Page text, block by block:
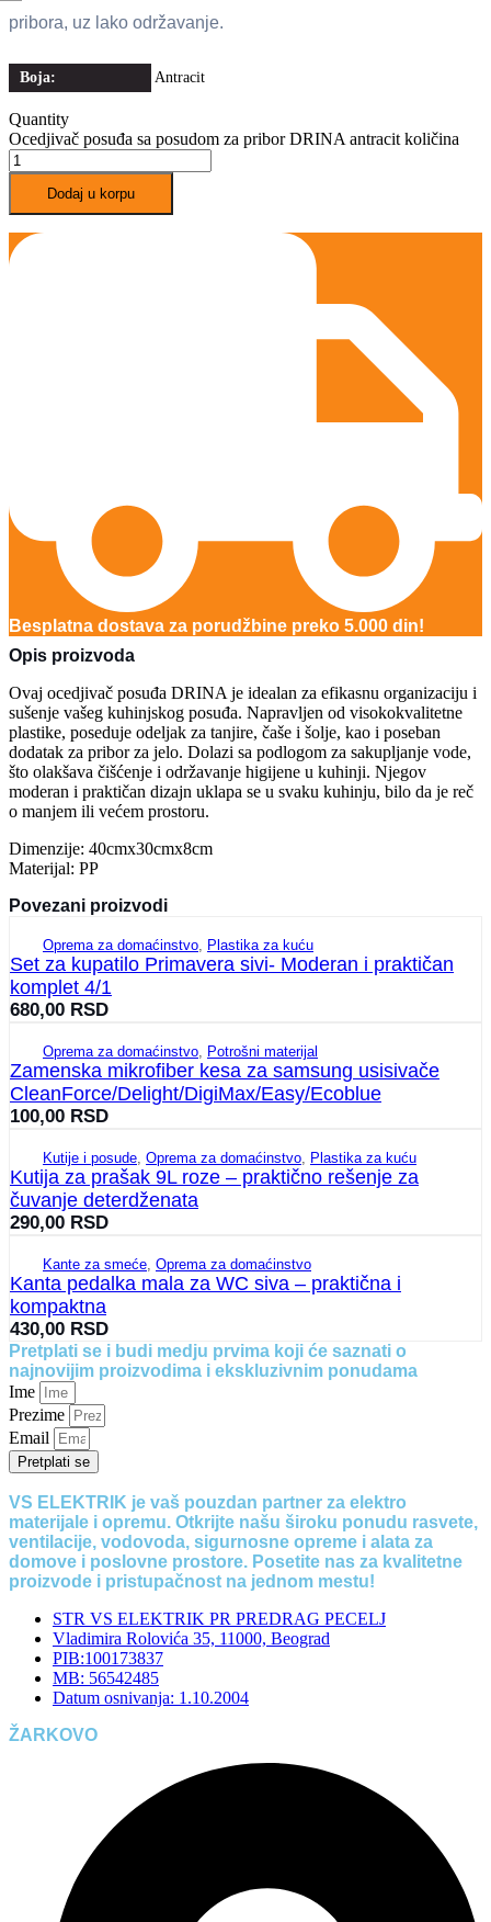
pribora, uz lako održavanje.
Boja: Antracit
Quantity
Ocedjivač posuđa sa posudom za pribor DRINA antracit količina
Dodaj u korpu
Besplatna dostava za porudžbine preko 5.000 din!
Opis proizvoda
Ovaj ocedjivač posuđa DRINA je idealan za efikasnu organizaciju i
sušenje vašeg kuhinjskog posuđa. Napravljen od visokokvalitetne
plastike, poseduje odeljak za tanjire, čaše i šolje, kao i poseban
dodatak za pribor za jelo. Dolazi sa podlogom za sakupljanje vode,
što olakšava čišćenje i održavanje higijene u kuhinji. Njegov
moderan i praktičan dizajn uklapa se u svaku kuhinju, bilo da je reč
o manjem ili većem prostoru.
Dimenzije: 40cmx30cmx8cm
Materijal: PP
Povezani proizvodi
Oprema za domaćinstvo Plastika za kuću
Set za kupatilo Primavera sivi- Moderan i praktičan
komplet 4/1
680,00 RSD
Oprema za domaćinstvo Potrošni materijal
Zamenska mikrofiber kesa za samsung usisivače
CleanForce/Delight/DigiMax/Easy/Ecoblue
100,00 RSD
Kutije i posude Oprema za domaćinstvo Plastika za kuću
Kutija za prašak 9L roze – praktično rešenje za
čuvanje deterdženata
290,00 RSD
Kante za smeće Oprema za domaćinstvo
Kanta pedalka mala za WC siva – praktična i
kompaktna
430,00 RSD
Pretplati se i budi medju prvima koji će saznati o
najnovijim proizvodima i ekskluzivnim ponudama
Ime
Prezime
Email
Pretplati se
VS ELEKTRIK je vaš pouzdan partner za elektro
materijale i opremu. Otkrijte našu široku ponudu rasvete,
ventilacije, vodovoda, sigurnosne opreme i alata za
domove i poslovne prostore. Posetite nas za kvalitetne
proizvode i pristupačnost na jednom mestu!
STR VS ELEKTRIK PR PREDRAG PECELJ
Vladimira Rolovića 35, 11000, Beograd
PIB:100173837
MB: 56542485
Datum osnivanja: 1.10.2004
ŽARKOVO